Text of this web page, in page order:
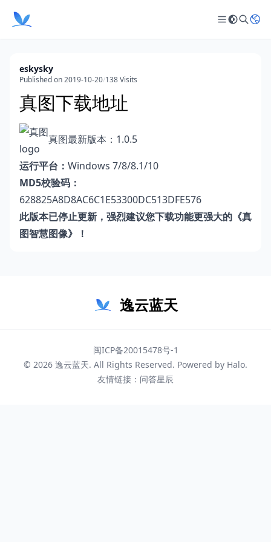
eskysky
Published on 2019-10-20/138 Visits
真图下载地址
真图最新版本：1.0.5
运行平台： Windows 7/8/8.1/10
MD5校验码：
628825A8D8AC6C1E53300DC513DFE576
此版本已停止更新，强烈建议您下载功能更强大的《真
图智慧图像》！
逸云蓝天
闽ICP备20015478号-1
© 2026 逸云蓝天. All Rights Reserved. Powered by Halo.
友情链接： 问答星辰